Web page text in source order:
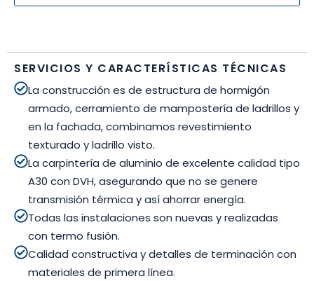
SERVICIOS Y CARACTERÍSTICAS TÉCNICAS
La construcción es de estructura de hormigón
armado, cerramiento de mampostería de ladrillos y
en la fachada, combinamos revestimiento
texturado y ladrillo visto.
La carpintería de aluminio de excelente calidad tipo
A30 con DVH, asegurando que no se genere
transmisión térmica y así ahorrar energía.
Todas las instalaciones son nuevas y realizadas
con termo fusión.
Calidad constructiva y detalles de terminación con
materiales de primera línea.